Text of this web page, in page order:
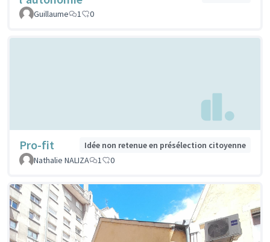
Guillaume
1 0
Pro-fit
Idée non retenue en présélection citoyenne
Nathalie NALIZA
1 0